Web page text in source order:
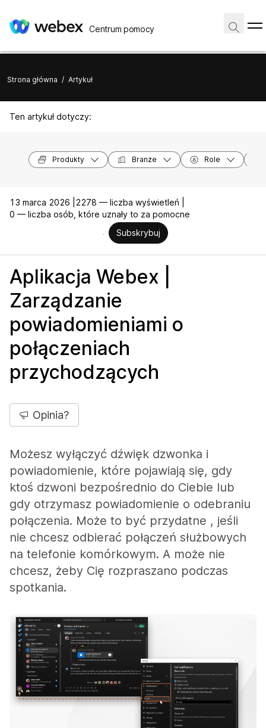
Centrum pomocy
Strona główna / Artykuł
Ten artykuł dotyczy:
Produkty Branże Role
13 marca 2026 |
2278 — liczba wyświetleń |
0 — liczba osób, które uznały to za pomocne
Subskrybuj
Aplikacja Webex |
Zarządzanie
powiadomieniami o
połączeniach
przychodzących
Opinia?
Możesz wyłączyć dźwięk dzwonka i
powiadomienie, które pojawiają się, gdy
ktoś dzwoni bezpośrednio do Ciebie lub
gdy otrzymasz powiadomienie o odebraniu
połączenia. Może to być przydatne , jeśli
nie chcesz odbierać połączeń służbowych
na telefonie komórkowym. A może nie
chcesz, żeby Cię rozpraszano podczas
spotkania.